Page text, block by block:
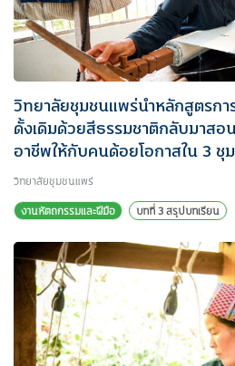
วิทยาลัยชุมชนแพร่นำหลักสูตรก
ดั้งเดิมด้วยสีธรรมชาติกลับมาสอ
อาชีพให้กับคนด้อยโอกาสใน 3 ชุ
วิทยาลัยชุมชนแพร่
งานหัตถกรรมและฝีมือ
บทที่ 3 สรุปบทเรียน